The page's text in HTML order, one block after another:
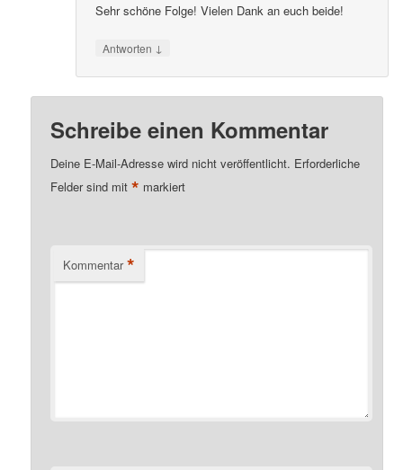
Sehr schöne Folge! Vielen Dank an euch beide!
Antworten ↓
Schreibe einen Kommentar
Deine E-Mail-Adresse wird nicht veröffentlicht. Erforderliche
Felder sind mit* markiert
Kommentar *